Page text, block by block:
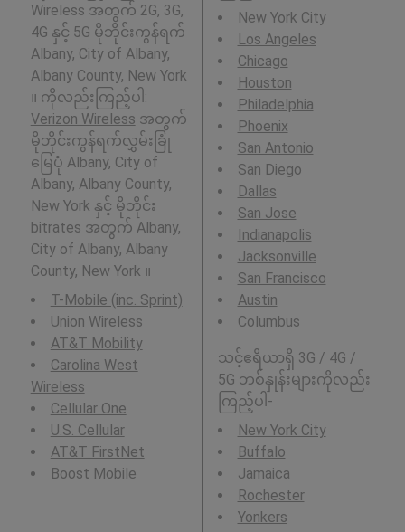
Wireless အတွက် 2G, 3G,
4G နှင့် 5G မိုဘိုင်းကွန်ရက်
Albany, City of Albany,
Albany County, New York
။ ကိုလည်းကြည့်ပါ:
Verizon Wireless အတွက်
မိုဘိုင်းကွန်ရက်လွှမ်းခြုံ
မြေပုံ Albany, City of
Albany, Albany County,
New York နှင့် မိုဘိုင်း
bitrates အတွက် Albany,
City of Albany, Albany
County, New York ။
T-Mobile (inc. Sprint)
Union Wireless
AT&T Mobility
Carolina West
Wireless
Cellular One
U.S. Cellular
AT&T FirstNet
Boost Mobile
New York City
Los Angeles
Chicago
Houston
Philadelphia
Phoenix
San Antonio
San Diego
Dallas
San Jose
Indianapolis
Jacksonville
San Francisco
Austin
Columbus
သင့်ဧရိယာရှိ 3G / 4G /
5G ဘစ်နှုန်းများကိုလည်း
ကြည့်ပါ-
New York City
Buffalo
Jamaica
Rochester
Yonkers